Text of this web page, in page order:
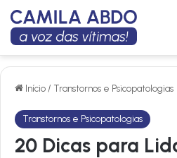
Início / Transtornos e Psicopatologias
Transtornos e Psicopatologias
20 Dicas para